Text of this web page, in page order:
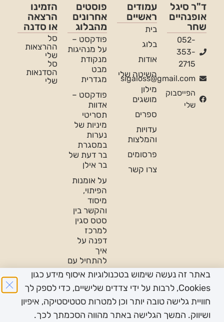
ד"ר סיגל
אופנהיים
שחר
052-
353-
2715
sigaloss@gmail.com
הפייסבוק
שלי
עמודים
ראשיים
בית
בלוג
אודות
השיטה שלי
מילון
מושגים
ספרים
עדויות
והמלצות
פרסומים
צרו קשר
פוסטים
אחרונים
מהבלוג
פודקסט –
על מנהיגות
מנקודת
מבט
מגדרית
פודקסט –
אדוות
תסריטי
מיניות של
נערות
במסגרת
בר דעת של
בר אילן
על אומנות
הפיתוי,
מיסוד
והקשר בין
סטס סגין
למרכז
דפנה על
איך
להתחיל עם
נשים
פודקאסט
פמיניזם-
בין תחומי-
הזמינו
הרצאה
או סדנה
סל
ההרצאות
שלי
סל
הסדנאות
שלי
באתר זה נעשה שימוש בטכנולוגיות איסוף מידע כגון
Cookies, לרבות על ידי צדדים שלישיים, כדי לספק לך
חוויית גלישה טובה יותר וכן למטרות סטטיסטיקה, איפיון
ושיווק. המשך הגלישה באתר מהווה הסכמתך לכך.